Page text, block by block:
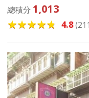
總積分 1,013
4.8